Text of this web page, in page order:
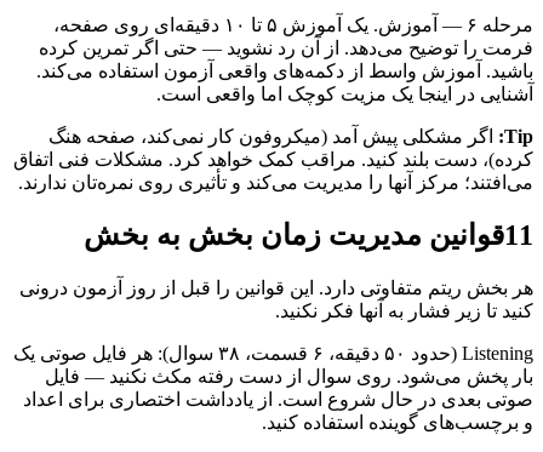
مرحله ۶ — آموزش. یک آموزش ۵ تا ۱۰ دقیقه‌ای روی صفحه،
فرمت را توضیح می‌دهد. از آن رد نشوید — حتی اگر تمرین کرده
باشید. آموزش واسط از دکمه‌های واقعی آزمون استفاده می‌کند.
آشنایی در اینجا یک مزیت کوچک اما واقعی است.
Tip:
اگر مشکلی پیش آمد (میکروفون کار نمی‌کند، صفحه هنگ
کرده)، دست بلند کنید. مراقب کمک خواهد کرد. مشکلات فنی اتفاق
می‌افتند؛ مرکز آنها را مدیریت می‌کند و تأثیری روی نمره‌تان ندارند.
11قوانین مدیریت زمان بخش به بخش
هر بخش ریتم متفاوتی دارد. این قوانین را قبل از روز آزمون درونی
کنید تا زیر فشار به آنها فکر نکنید.
Listening (حدود ۵۰ دقیقه، ۶ قسمت، ۳۸ سوال): هر فایل صوتی یک
بار پخش می‌شود. روی سوال از دست رفته مکث نکنید — فایل
صوتی بعدی در حال شروع است. از یادداشت اختصاری برای اعداد
و برچسب‌های گوینده استفاده کنید.